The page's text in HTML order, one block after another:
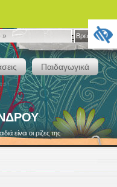
Βρες το »
Παιδαγωγικά
είναι οι ρίζες της